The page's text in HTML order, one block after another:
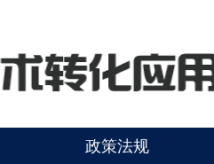
政策法规